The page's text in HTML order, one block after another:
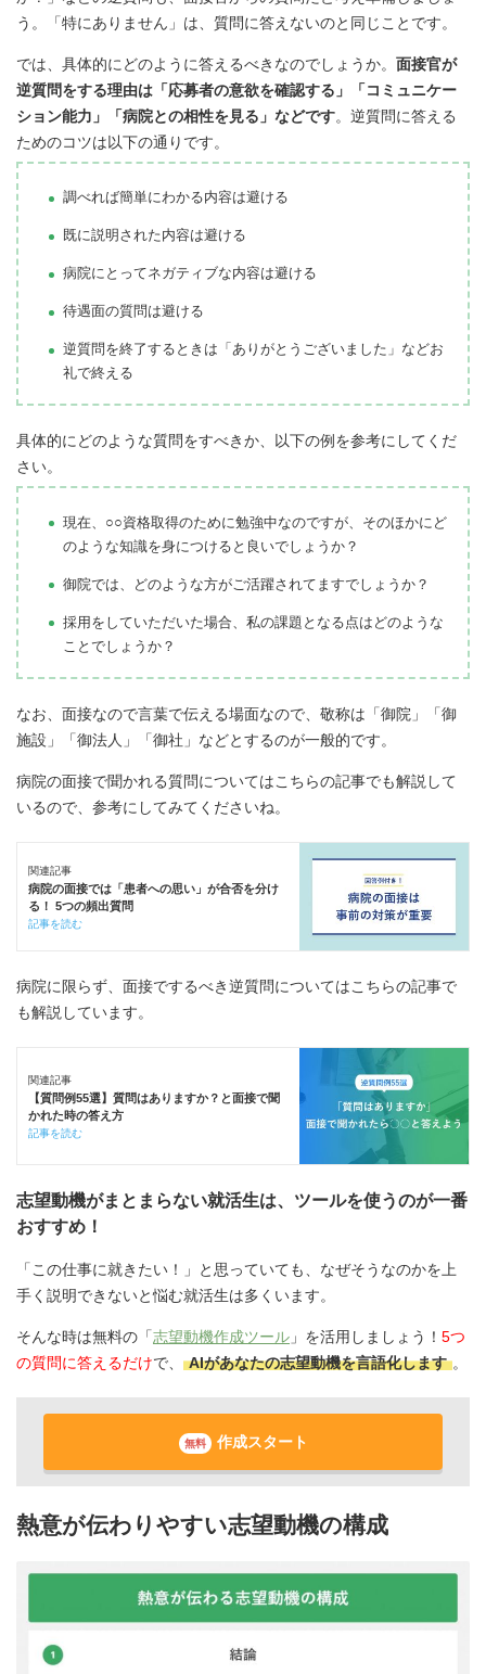
う。「特にありません」は、質問に答えないのと同じことです。
では、具体的にどのように答えるべきなのでしょうか。 面接官が
逆質問をする理由は「応募者の意欲を確認する」「コミュニケー
ション能力」「病院との相性を見る」などです。逆質問に答える
ためのコツは以下の通りです。
調べれば簡単にわかる内容は避ける
既に説明された内容は避ける
病院にとってネガティブな内容は避ける
待遇面の質問は避ける
逆質問を終了するときは「ありがとうございました」などお
礼で終える
具体的にどのような質問をすべきか、以下の例を参考にしてくだ
さい。
現在、○○資格取得のために勉強中なのですが、そのほかにど
のような知識を身につけると良いでしょうか？
御院では、どのような方がご活躍されてますでしょうか？
採用をしていただいた場合、私の課題となる点はどのような
ことでしょうか？
なお、面接なので言葉で伝える場面なので、敬称は「御院」「御
施設」「御法人」「御社」などとするのが一般的です。
病院の面接で聞かれる質問についてはこちらの記事でも解説して
いるので、参考にしてみてくださいね。
関連記事
病院の面接では「患者への思い」が合否を分け
る！ 5つの頻出質問
記事を読む
病院に限らず、面接でするべき逆質問についてはこちらの記事で
も解説しています。
関連記事
【質問例55選】質問はありますか？と面接で聞
かれた時の答え方
記事を読む
志望動機がまとまらない就活生は、ツールを使うのが一番
おすすめ！
「この仕事に就きたい！」と思っていても、なぜそうなのかを上
手く説明できないと悩む就活生は多くいます。
そんな時は無料の「志望動機作成ツール 」を活用しましょう！ 5つ
の質問に答えるだけで、 AIがあなたの志望動機を言語化します 。
無料 作成スタート
熱意が伝わりやすい志望動機の構成